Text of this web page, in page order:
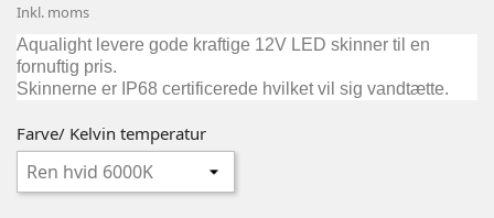
Inkl. moms
Aqualight levere gode kraftige 12V LED skinner til en
fornuftig pris.
Skinnerne er IP68 certificerede hvilket vil sig vandtætte.
Farve/ Kelvin temperatur